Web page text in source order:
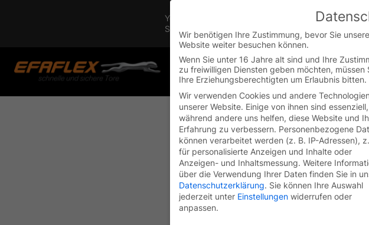
You are currently on the Austrian German website.
Switch to the English version.
Wir benötigen Ihre Zustimmung, bevor Sie unsere
Website weiter besuchen können.
Wenn Sie unter 16 Jahre alt sind und Ihre
zu freiwilligen Diensten geben möchten, müssen
Ihre Erziehungsberechtigten um Erlaubnis bitten.
Wir verwenden Cookies und andere
unserer Website. Einige von ihnen sind essenziell,
während andere uns helfen, diese Website und
Erfahrung zu verbessern. Personenbezogene
können verarbeitet werden (z. B. IP-Adressen),
für personalisierte Anzeigen und Inhalte oder
Anzeigen- und Inhaltsmessung. Weitere
über die Verwendung Ihrer Daten finden Sie in
Datenschutzerklärung. Sie können Ihre Auswahl
jederzeit unter Einstellungen widerrufen oder
anpassen.